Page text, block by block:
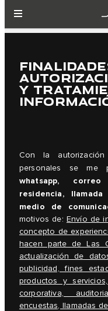
Y
Con la
personales se me
whatsapp,
residencia,
medio de
motivos de: Envío de
concepto de
hacen parte de Las
actualización de
publicidad, fines
productos y
corporativa,
encuestas, llamadas